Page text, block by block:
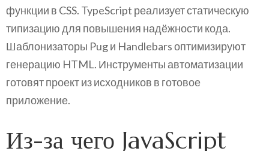
функции в CSS. TypeScript реализует статическую
типизацию для повышения надёжности кода.
Шаблонизаторы Pug и Handlebars оптимизируют
генерацию HTML. Инструменты автоматизации
готовят проект из исходников в готовое
приложение.
Из-за чего JavaScript